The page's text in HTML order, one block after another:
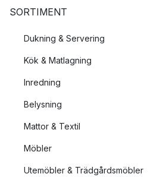
SORTIMENT
Dukning & Servering
Kök & Matlagning
Inredning
Belysning
Mattor & Textil
Möbler
Utemöbler & Trädgårdsmöbler